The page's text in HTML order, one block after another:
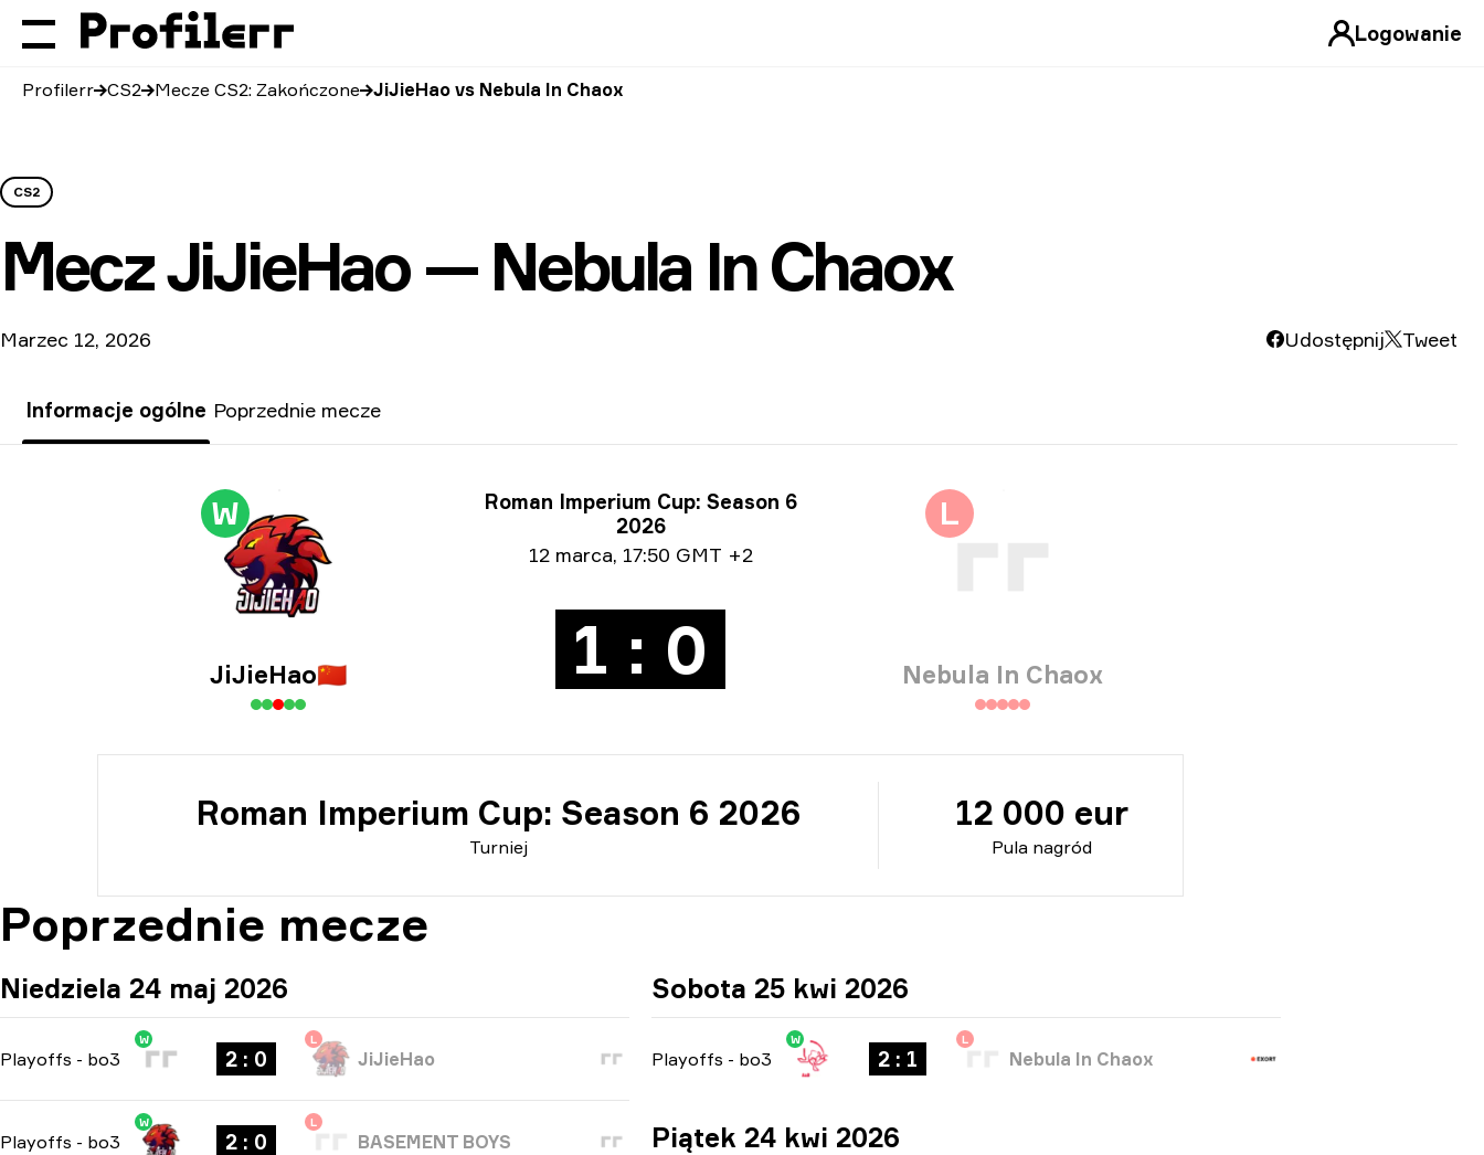
Logowanie
Profilerr CS2 Mecze CS2: Zakończone JiJieHao vs Nebula In Chaox
CS2
MeczJiJieHao — Nebula In Chaox
Marzec 12, 2026 Udostępnij Tweet
Informacje ogólne Poprzednie mecze
Informacje o turnieju
Roman Imperium Cup: Season 6
2026
Informacje o dacie
12 marca, 17:50 GMT +2
W
JiJieHao🇨🇳 1 : 0
L
Nebula In Chaox
Turniej
Roman Imperium Cup: Season 6 2026
Pula nagród
12 000 eur
Poprzednie mecze
Niedziela 24 maj 2026
Playoffs - bo3
W
2 : 0
L
JiJieHao
Playoffs - bo3
W
2 : 0
L
BASEMENT BOYS
Sobota 25 kwi 2026
Playoffs - bo3
W
2 : 1
L
Nebula In Chaox
Piątek 24 kwi 2026